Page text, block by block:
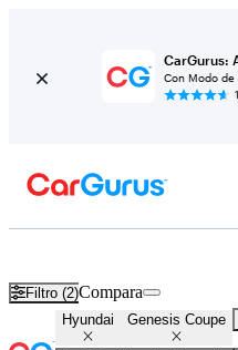
CarGurus:
Con Modo
Filtro (2)Compara
Hyundai Genesis Coupe